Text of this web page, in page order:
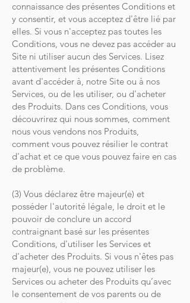
connaissance des présentes Conditions et
y consentir, et vous acceptez d'être lié par
elles. Si vous n'acceptez pas toutes les
Conditions, vous ne devez pas accéder au
Site ni utiliser aucun des Services. Lisez
attentivement les présentes Conditions
avant d'accéder à, notre Site ou à nos
Services, ou de les utiliser, ou d'acheter
des Produits. Dans ces Conditions, vous
découvrirez qui nous sommes, comment
nous vous vendons nos Produits,
comment vous pouvez résilier le contrat
d'achat et ce que vous pouvez faire en cas
de problème.
(3) Vous déclarez être majeur(e) et
posséder l'autorité légale, le droit et le
pouvoir de conclure un accord
contraignant basé sur les présentes
Conditions, d'utiliser les Services et
d'acheter des Produits. Si vous n'êtes pas
majeur(e), vous ne pouvez utiliser les
Services ou acheter des Produits qu’avec
le consentement de vos parents ou de